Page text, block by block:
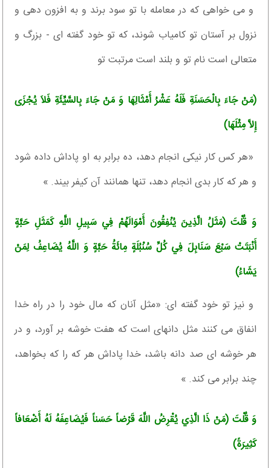
و مى‏ خواهى كه در معامله با تو سود برند و به افزون دهى و
نزول بر آستان تو كامياب شوند، كه تو خود گفته ‏اى - بزرگ و
متعالى است نام تو و بلند است مرتبت تو
(مَنْ جَاءَ بِالْحَسَنَةِ فَلَهُ عَشْرُ أَمْثَالِهَا وَ مَنْ جَاءَ بِالسَّيِّئَةِ فَلاَ يُجْزَى
إِلاَّ مِثْلَهَا)
«هر كس كار نيكى انجام دهد، ده برابر به او پاداش داده شود
و هر كه كار بدى انجام دهد، تنها همانند آن كيفر بيند. »
وَ قُلْتَ (مَثَلُ الَّذِينَ يُنْفِقُونَ أَمْوَالَهُمْ فِي سَبِيلِ اللَّهِ كَمَثَلِ حَبَّةٍ
أَنْبَتَتْ سَبْعَ سَنَابِلَ فِي كُلِّ سُنْبُلَةٍ مِائَةُ حَبَّةٍ وَ اللَّهُ يُضَاعِفُ لِمَنْ
يَشَاءُ)
و نيز تو خود گفته‏ اى: «مثل آنان كه مال خود را در راه خدا
انفاق مى ‏كنند مثل دانه‏اى است كه هفت خوشه بر آورد، و در
هر خوشه ‏اى صد دانه باشد، خدا پاداش هر كه را كه بخواهد،
چند برابر مى‏ كند. »
وَ قُلْتَ (مَنْ ذَا الَّذِي يُقْرِضُ اللَّهَ قَرْضاً حَسَناً فَيُضَاعِفَهُ لَهُ أَضْعَافاً
كَثِيرَةً)